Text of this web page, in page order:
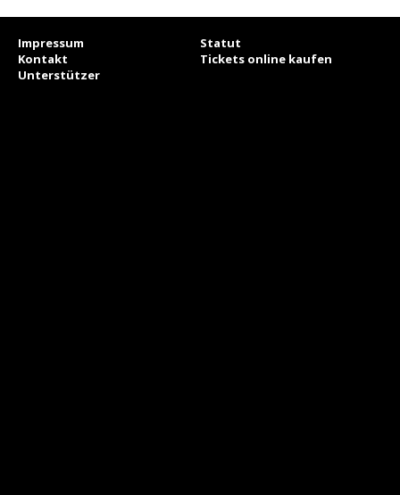
Impressum
Statut
Kontakt
Tickets online kaufen
Unterstützer